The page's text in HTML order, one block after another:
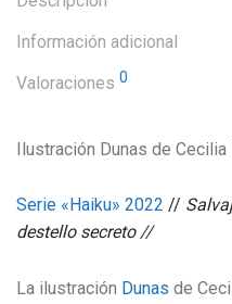
Información adicional
Valoraciones 0
Ilustración Dunas de Cecilia
Serie «Haiku» 2022 //
destello secreto //
La ilustración Dunas de